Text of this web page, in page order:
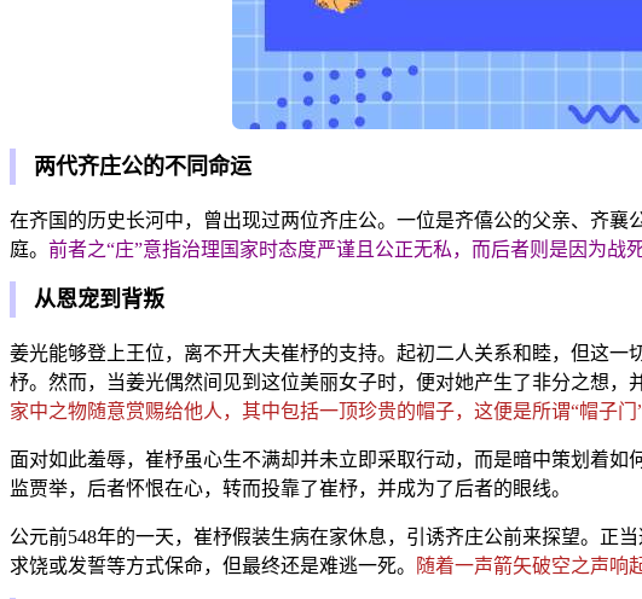
两代齐庄公的不同命运
在齐国的历史长河中，曾出现过两位齐庄公。一位是齐僖公的父亲、齐
庭。 前者之“庄”意指治理国家时态度严谨且公正无私，而后者则是因为战死
从恩宠到背叛
姜光能够登上王位，离不开大夫崔杼的支持。起初二人关系和睦，但这
杼。然而，当姜光偶然间见到这位美丽女子时，便对她产生了非分之想，
家中之物随意赏赐给他人，其中包括一顶珍贵的帽子，这便是所谓“帽子门”
面对如此羞辱，崔杼虽心生不满却并未立即采取行动，而是暗中策划着
监贾举，后者怀恨在心，转而投靠了崔杼，并成为了后者的眼线。
公元前548年的一天，崔杼假装生病在家休息，引诱齐庄公前来探望。正
求饶或发誓等方式保命，但最终还是难逃一死。
随着一声箭矢破空之声响